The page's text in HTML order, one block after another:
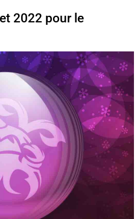
2022 pour le